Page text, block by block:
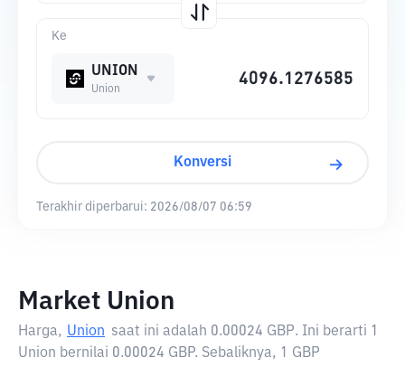
Ke
UNION
Union
Konversi
Terakhir diperbarui: 2026/08/07 06:59
Market Union
Harga, Union saat ini adalah 0.00024 GBP. Ini berarti 1
Union bernilai 0.00024 GBP. Sebaliknya, 1 GBP